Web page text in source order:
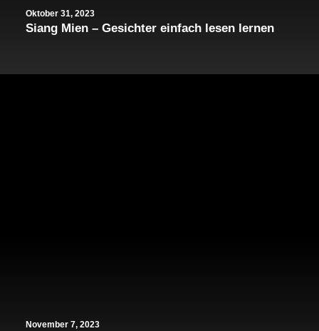
Oktober 31, 2023
Siang Mien – Gesichter einfach lesen lernen
November 7, 2023